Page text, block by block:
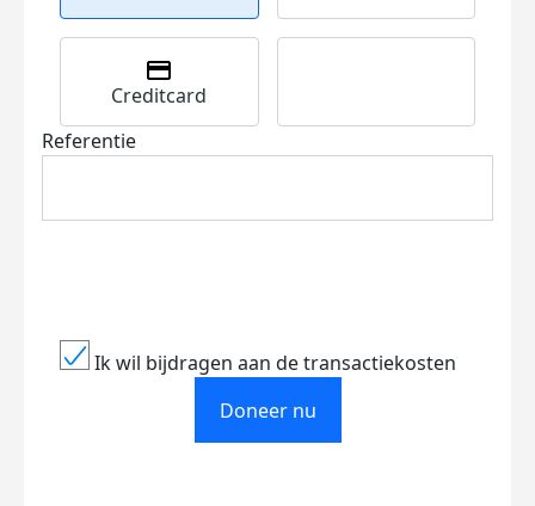
Creditcard
Referentie
Ik wil bijdragen aan de transactiekosten
Doneer nu